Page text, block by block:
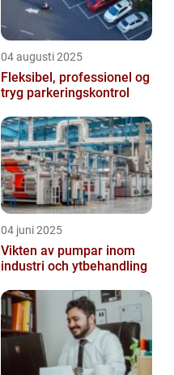
04 augusti 2025
Fleksibel, professionel og
tryg parkeringskontrol
04 juni 2025
Vikten av pumpar inom
industri och ytbehandling